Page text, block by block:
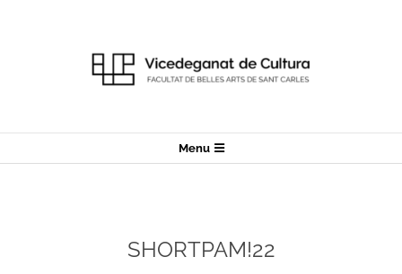
Navigation
Menu
SHORTPAM!22